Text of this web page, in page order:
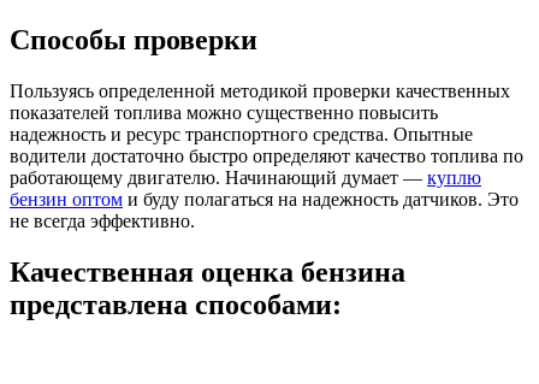
Способы проверки
Пользуясь определенной методикой проверки качественных
показателей топлива можно существенно повысить
надежность и ресурс транспортного средства. Опытные
водители достаточно быстро определяют качество топлива по
работающему двигателю. Начинающий думает — куплю
бензин оптом и буду полагаться на надежность датчиков. Это
не всегда эффективно.
Качественная оценка бензина
представлена способами: